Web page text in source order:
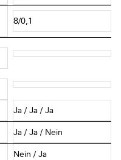
8/0,1
Ja / Ja / Ja
Ja / Ja / Nein
Nein / Ja